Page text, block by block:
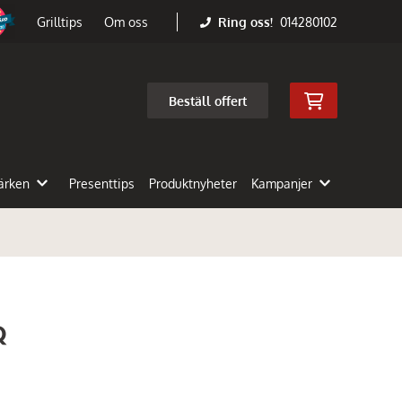
Grilltips Om oss Ring oss! 014280102
Beställ offert
Presenttips Produktnyheter Kampanjer